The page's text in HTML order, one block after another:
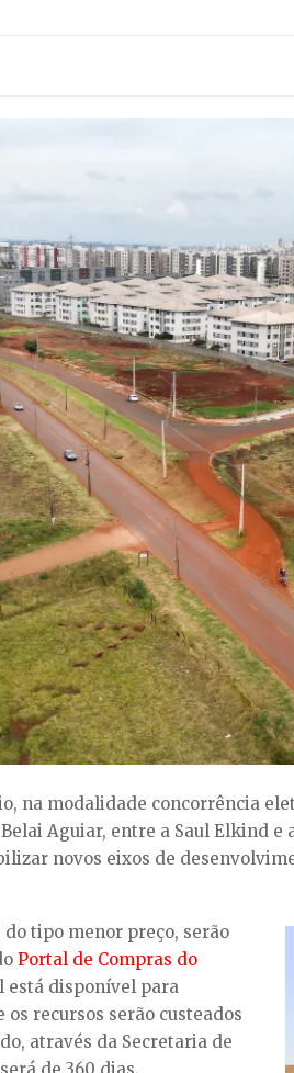
na modalidade concorrência
Belai Aguiar, entre a Saul Elkind
novos eixos de
do tipo menor preço, serão
Portal de Compras do
está disponível para
os recursos serão custeados
através da Secretaria de
de 360 dias.